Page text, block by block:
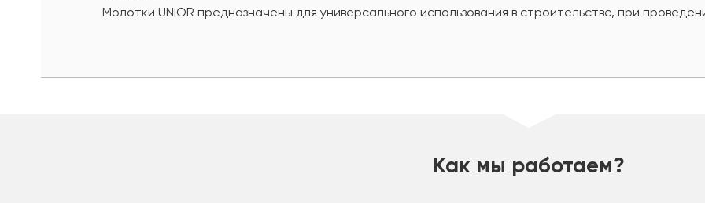
Молотки UNIOR предназначены для универсального использования в строительстве, при
Как мы работаем?